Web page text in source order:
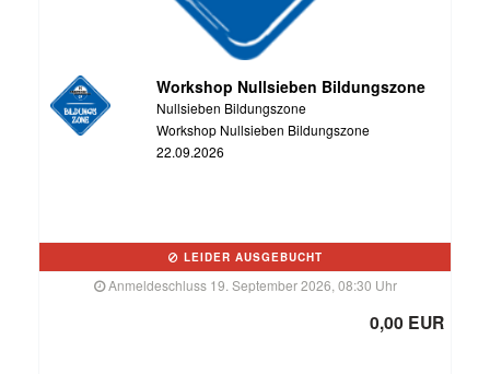
Workshop Nullsieben Bildungszone
Nullsieben Bildungszone
Workshop Nullsieben Bildungszone
22.09.2026
LEIDER AUSGEBUCHT
Anmeldeschluss 19. September 2026, 08:30 Uhr
0,00 EUR